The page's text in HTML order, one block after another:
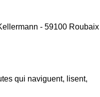
- 59100 Roubaix
qui naviguent, lisent,